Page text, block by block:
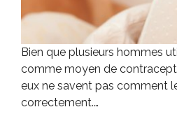
Bien que plusieurs hommes
comme moyen de
eux ne savent pas comment
correctement.…